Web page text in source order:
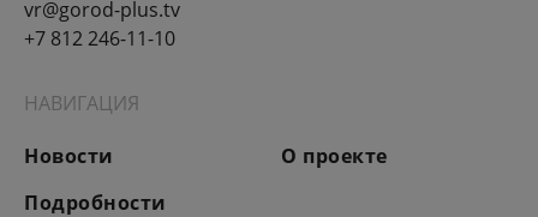
vr@gorod-plus.tv
+7 812 246-11-10
НАВИГАЦИЯ
Новости
Подробности
О проекте